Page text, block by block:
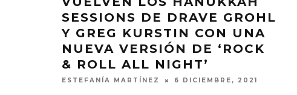
SESSIONS DE DRAVE GROHL
Y GREG KURSTIN CON UNA
NUEVA VERSIÓN DE ‘ROCK
& ROLL ALL NIGHT’
ESTEFANÍA MARTÍNEZ 6 DICIEMBRE, 2021